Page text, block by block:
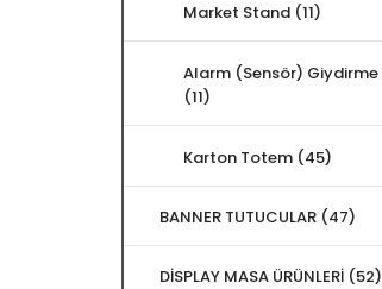
Market Stand (11)
Alarm (Sensör) Giydirme
(11)
Karton Totem (45)
BANNER TUTUCULAR (47)
DİSPLAY MASA ÜRÜNLERİ (52)